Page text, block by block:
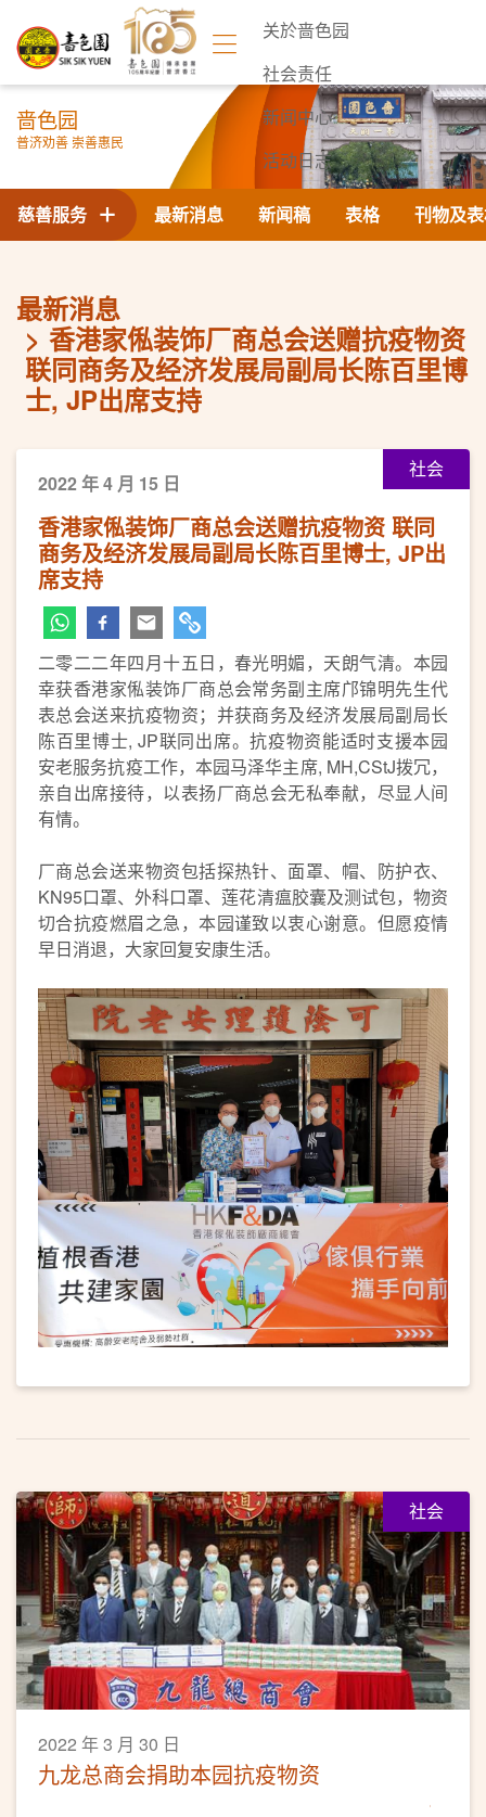
关於啬色园
社会责任
新闻中心
活动日志
联络我们
啬色园
普济劝善 崇善惠民
最新消息 新闻稿 表格 刊物及
慈善服务
最新消息
香港家俬装饰厂商总会送赠抗疫物资
联同商务及经济发展局副局长陈百里博
士, JP出席支持
社会
2022 年 4 月 15 日
香港家俬装饰厂商总会送赠抗疫物资 联同
商务及经济发展局副局长陈百里博士, JP出
席支持
二零二二年四月十五日，春光明媚，天朗气清。本园
幸获香港家俬装饰厂商总会常务副主席邝锦明先生代
表总会送来抗疫物资；并获商务及经济发展局副局长
陈百里博士, JP联同出席。抗疫物资能适时支援本园
安老服务抗疫工作，本园马泽华主席, MH,CStJ拨冗，
亲自出席接待，以表扬厂商总会无私奉献，尽显人间
有情。
厂商总会送来物资包括探热针、面罩、帽、防护衣、
KN95口罩、外科口罩、莲花清瘟胶囊及测试包，物资
切合抗疫燃眉之急，本园谨致以衷心谢意。但愿疫情
早日消退，大家回复安康生活。
社会
2022 年 3 月 30 日
九龙总商会捐助本园抗疫物资